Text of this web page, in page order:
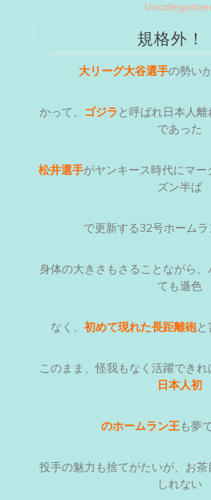
規格外！
大リーグ大谷選手の勢い
かって、 ゴジラ と呼ばれ日本人
であった
松井選手がヤンキース時代にマー
ズン半ば
で更新する32号ホームラ
身体の大きさもさることながら
ても遜色
なく、 初めて現れた長距離砲と
このまま、怪我もなく活躍できれ
日本人初
のホームラン王も夢
投手の魅力も捨てがたいが、お
しれない